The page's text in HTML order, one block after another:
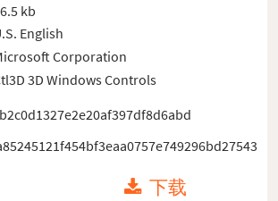
kb
English
Corporation
3D Windows Controls
下载